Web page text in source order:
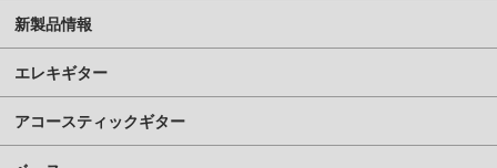
新製品情報
エレキギター
アコースティックギター